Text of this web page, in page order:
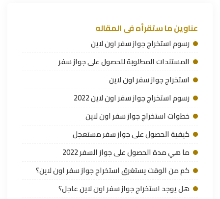
عناوين ما ستقرأه فى المقاله
رسوم استخراج جواز سفر اون لاين
المستندات المطلوبة للحصول على جواز سفر
استخراج جواز سفر اون لاين
رسوم استخراج جواز سفر اون لاين 2022
خطوات استخراج جواز سفر اون لاين
كيفية الحصول على جواز سفر مستعجل
ما هي مدة الحصول على جواز السفر 2022
كم من الوقت يستغرق استخراج جواز سفر اون لاين؟
هل يوجد استخراج جواز سفر اون لاين عاجل؟